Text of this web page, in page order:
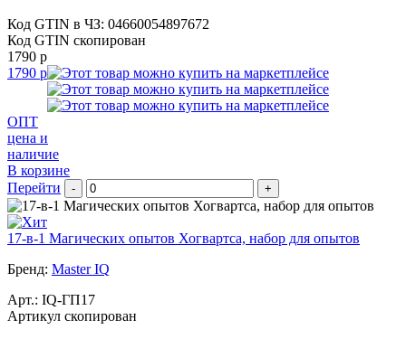
Код GTIN в ЧЗ: 04660054897672
Код GTIN скопирован
1790 р
1790 р
ОПТ
цена и
наличие
В корзине
Перейти
- +
17-в-1 Магических опытов Хогвартса, набор для опытов
Бренд: Master IQ
Арт.: IQ-ГП17
Артикул скопирован